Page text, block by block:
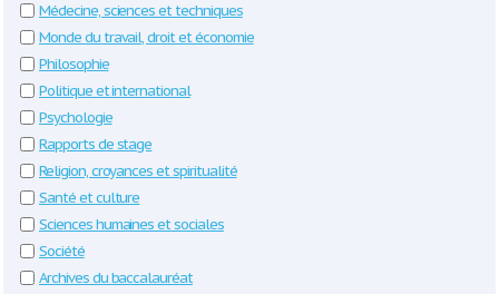
Médecine, sciences et techniques
Monde du travail, droit et économie
Philosophie
Politique et international
Psychologie
Rapports de stage
Religion, croyances et spiritualité
Santé et culture
Sciences humaines et sociales
Société
Archives du baccalauréat